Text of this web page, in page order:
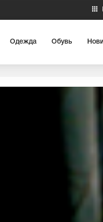
Одежда Обувь